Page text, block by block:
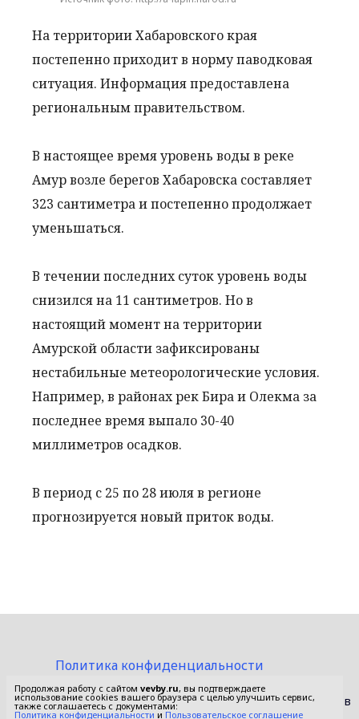
На территории Хабаровского края
постепенно приходит в норму паводковая
ситуация. Информация предоставлена
региональным правительством.
В настоящее время уровень воды в реке
Амур возле берегов Хабаровска составляет
323 сантиметра и постепенно продолжает
уменьшаться.
В течении последних суток уровень воды
снизился на 11 сантиметров. Но в
настоящий момент на территории
Амурской области зафиксированы
нестабильные метеорологические условия.
Например, в районах рек Бира и Олекма за
последнее время выпало 30-40
миллиметров осадков.
В период с 25 по 28 июля в регионе
прогнозируется новый приток воды.
Политика конфиденциальности
Пользовательское соглашение
© 2015-2026 Сетевое издание «Фактом». Зарегистрировано в
Федеральной службе по надзору в сфере связи,
Продолжая работу с сайтом vevby.ru, вы подтверждаете
использование cookies вашего браузера с целью улучшить сервис,
также соглашаетесь с документами:
Политика конфиденциальности и Пользовательское соглашение